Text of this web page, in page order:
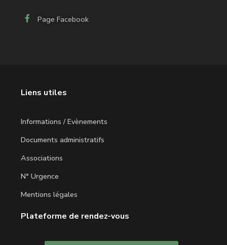
Page Facebook
Liens utiles
Informations / Evènements
Documents administratifs
Associations
N° Urgence
Mentions légales
Plateforme de rendez-vous